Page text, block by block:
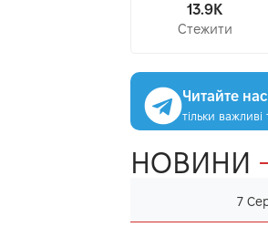
13.9K
Стежити
Читайте
тільки
НОВИНИ
7